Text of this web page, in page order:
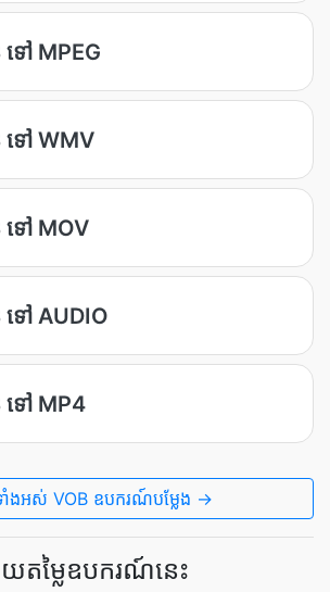
ទៅ MPEG
ទៅ WMV
ទៅ MOV
ទៅ AUDIO
ទៅ MP4
ងអស់ VOB ឧបករណ៍បម្លែង →
យតម្លៃឧបករណ៍នេះ